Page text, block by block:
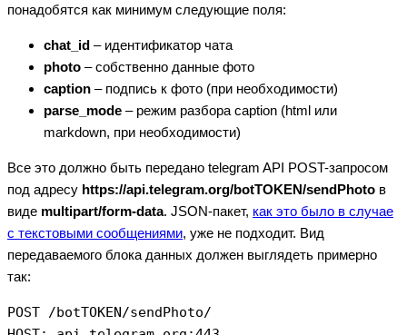
понадобятся как минимум следующие поля:
chat_id – идентификатор чата
photo – собственно данные фото
caption – подпись к фото (при необходимости)
parse_mode – режим разбора caption (html или
markdown, при необходимости)
Все это должно быть передано telegram API POST-запросом
под адресу https://api.telegram.org/botTOKEN/sendPhoto в
виде multipart/form-data. JSON-пакет, как это было в случае
с текстовыми сообщениями, уже не подходит. Вид
передаваемого блока данных должен выглядеть примерно
так:
POST /botTOKEN/sendPhoto/